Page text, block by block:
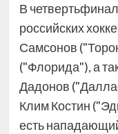
В
российских
Самсонов
("Флорида"), а
Дадонов
Клим Костин
есть